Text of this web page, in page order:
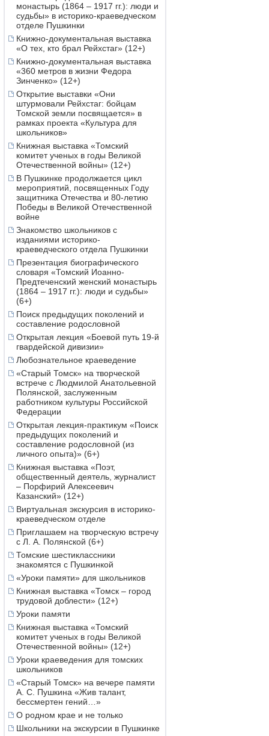
монастырь (1864 – 1917 гг.): люди и
судьбы» в историко-краеведческом
отделе Пушкинки
Книжно-документальная выставка
«О тех, кто брал Рейхстаг» (12+)
Книжно-документальная выставка
«360 метров в жизни Федора
Зинченко» (12+)
Открытие выставки «Они
штурмовали Рейхстаг: бойцам
Томской земли посвящается» в
рамках проекта «Культура для
школьников»
Книжная выставка «Томский
комитет ученых в годы Великой
Отечественной войны» (12+)
В Пушкинке продолжается цикл
мероприятий, посвященных Году
защитника Отечества и 80-летию
Победы в Великой Отечественной
войне
Знакомство школьников с
изданиями историко-
краеведческого отдела Пушкинки
Презентация биографического
словаря «Томский Иоанно-
Предтеченский женский монастырь
(1864 – 1917 гг.): люди и судьбы»
(6+)
Поиск предыдущих поколений и
составление родословной
Открытая лекция «Боевой путь 19-й
гвардейской дивизии»
Любознательное краеведение
«Старый Томск» на творческой
встрече с Людмилой Анатольевной
Полянской, заслуженным
работником культуры Российской
Федерации
Открытая лекция-практикум «Поиск
предыдущих поколений и
составление родословной (из
личного опыта)» (6+)
Книжная выставка «Поэт,
общественный деятель, журналист
– Порфирий Алексеевич
Казанский» (12+)
Виртуальная экскурсия в историко-
краеведческом отделе
Приглашаем на творческую встречу
с Л. А. Полянской (6+)
Томские шестиклассники
знакомятся с Пушкинкой
«Уроки памяти» для школьников
Книжная выставка «Томск – город
трудовой доблести» (12+)
Уроки памяти
Книжная выставка «Томский
комитет ученых в годы Великой
Отечественной войны» (12+)
Уроки краеведения для томских
школьников
«Старый Томск» на вечере памяти
А. С. Пушкина «Жив талант,
бессмертен гений…»
О родном крае и не только
Школьники на экскурсии в Пушкинке